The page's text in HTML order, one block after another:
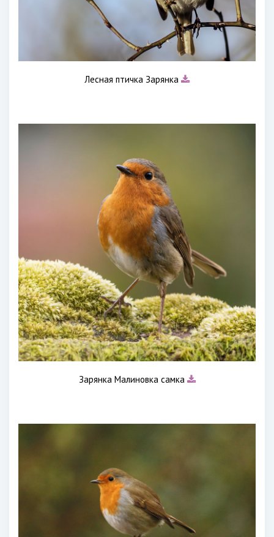
Лесная птичка Зарянка
Зарянка Малиновка самка